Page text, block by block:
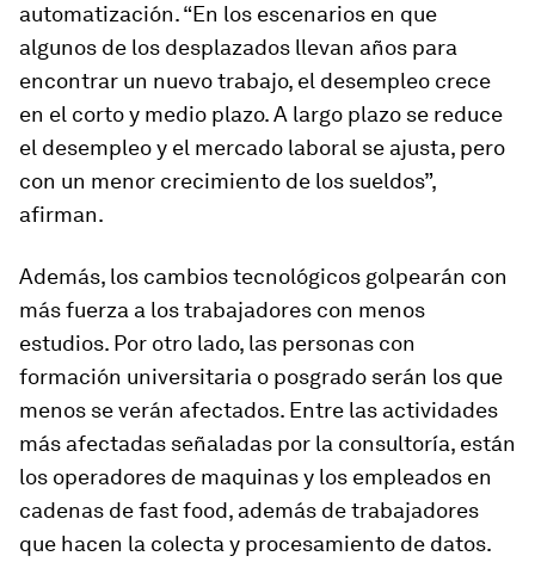
automatización. “En los escenarios en que
algunos de los desplazados llevan años para
encontrar un nuevo trabajo, el desempleo crece
en el corto y medio plazo. A largo plazo se reduce
el desempleo y el mercado laboral se ajusta, pero
con un menor crecimiento de los sueldos”,
afirman.
Además, los cambios tecnológicos golpearán con
más fuerza a los trabajadores con menos
estudios. Por otro lado, las personas con
formación universitaria o posgrado serán los que
menos se verán afectados. Entre las actividades
más afectadas señaladas por la consultoría, están
los operadores de maquinas y los empleados en
cadenas defast food, además de trabajadores
que hacen la colecta y procesamiento de datos.